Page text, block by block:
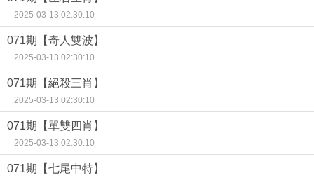
2025-03-13 02:30:10
071期【奇人雙波】
2025-03-13 02:30:10
071期【絕殺三肖】
2025-03-13 02:30:10
071期【單雙四肖】
2025-03-13 02:30:10
071期【七尾中特】